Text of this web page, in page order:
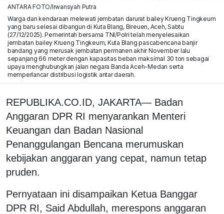
ANTARA FOTO/Irwansyah Putra
Warga dan kendaraan melewati jembatan darurat bailey Krueng Tingkeum
yang baru selesai dibangun di Kuta Blang, Bireuen, Aceh, Sabtu
(27/12/2025). Pemerintah bersama TNI/Polri telah menyelesaikan
jembatan bailey Krueng Tingkeum, Kuta Blang pascabencana banjir
bandang yang merusak jembatan permanen akhir November lalu
sepanjang 66 meter dengan kapasitas beban maksimal 30 ton sebagai
upaya menghubungkan jalan negara Banda Aceh-Medan serta
memperlancar distribusi logistik antar daerah.
REPUBLIKA.CO.ID, JAKARTA— Badan
Anggaran DPR RI menyarankan Menteri
Keuangan dan Badan Nasional
Penanggulangan Bencana merumuskan
kebijakan anggaran yang cepat, namun tetap
pruden.
Pernyataan ini disampaikan Ketua Banggar
DPR RI, Said Abdullah, merespons anggaran